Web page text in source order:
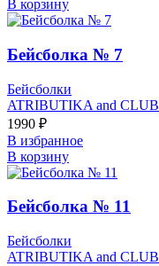
В корзину
Бейсболка № 7
Бейсболки
ATRIBUTIKA and CLUB
1990 ₽
В избранное
В корзину
Бейсболка № 11
Бейсболки
ATRIBUTIKA and CLUB